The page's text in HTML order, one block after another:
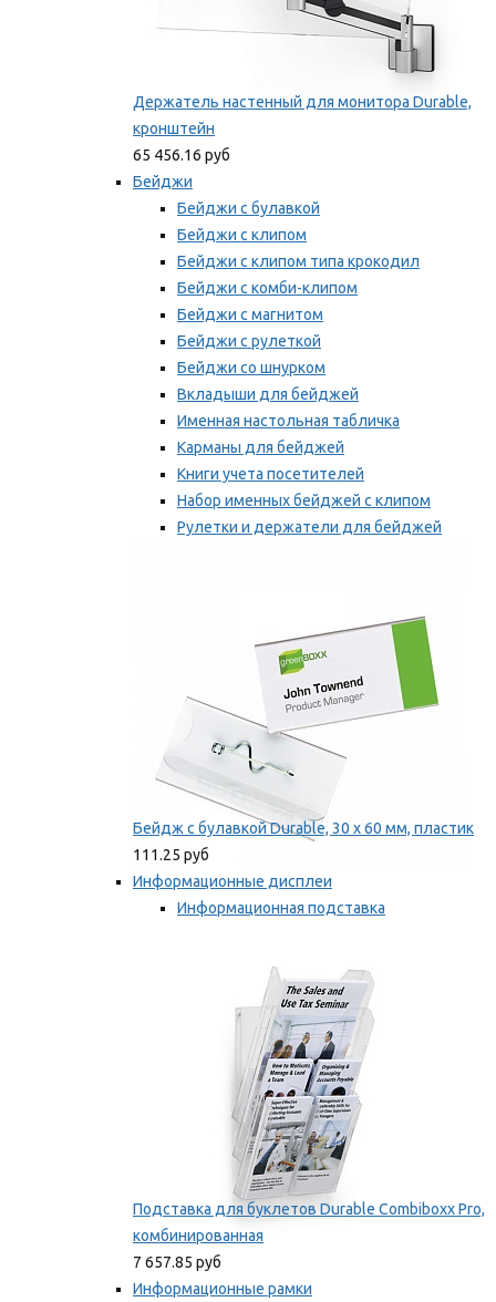
Держатель настенный для монитора Durable,
кронштейн
65 456.16 руб
Бейджи
Бейджи с булавкой
Бейджи с клипом
Бейджи с клипом типа крокодил
Бейджи с комби-клипом
Бейджи с магнитом
Бейджи с рулеткой
Бейджи со шнурком
Вкладыши для бейджей
Именная настольная табличка
Карманы для бейджей
Книги учета посетителей
Набор именных бейджей с клипом
Рулетки и держатели для бейджей
Бейдж с булавкой Durable, 30 х 60 мм, пластик
111.25 руб
Информационные дисплеи
Информационная подставка
Подставка для буклетов Durable Combiboxx Pro,
комбинированная
7 657.85 руб
Информационные рамки